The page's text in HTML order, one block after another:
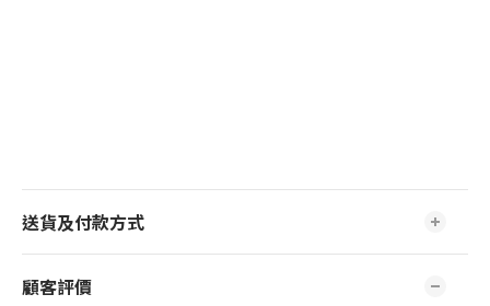
送貨及付款方式
顧客評價